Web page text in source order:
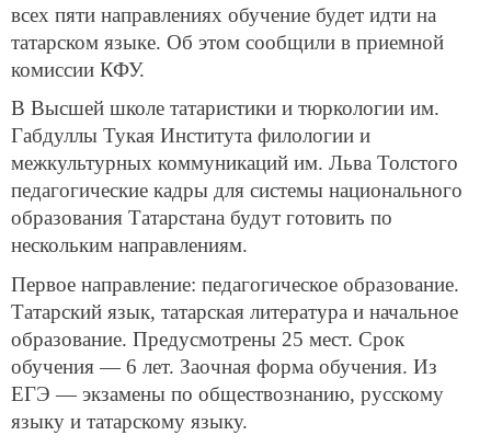
всех пяти направлениях обучение будет идти на
татарском языке. Об этом сообщили в приемной
комиссии КФУ.
В Высшей школе татаристики и тюркологии им.
Габдуллы Тукая Института филологии и
межкультурных коммуникаций им. Льва Толстого
педагогические кадры для системы национального
образования Татарстана будут готовить по
нескольким направлениям.
Первое направление: педагогическое образование.
Татарский язык, татарская литература и начальное
образование. Предусмотрены 25 мест. Срок
обучения — 6 лет. Заочная форма обучения. Из
ЕГЭ — экзамены по обществознанию, русскому
языку и татарскому языку.